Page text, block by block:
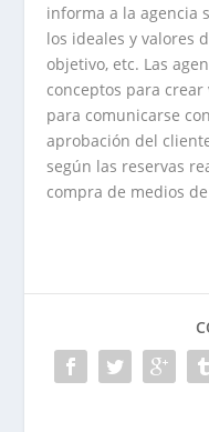
informa a la agencia
los ideales y valores
objetivo, etc. Las
conceptos para crear
para comunicarse
aprobación del
según las reservas
compra de medios